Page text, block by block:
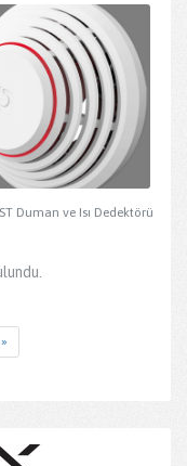
Duman ve Isı Dedektörü
»